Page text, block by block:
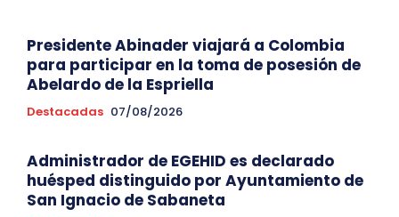
Presidente Abinader viajará a Colombia
para participar en la toma de posesión de
Abelardo de la Espriella
Destacadas 07/08/2026
Administrador de EGEHID es declarado
huésped distinguido por Ayuntamiento de
San Ignacio de Sabaneta